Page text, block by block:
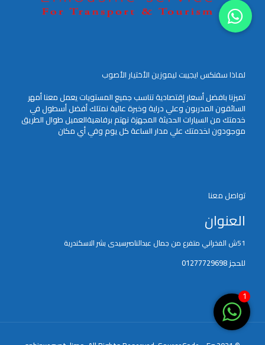
لماذا سفنكس ايجيبت ليموزين الأختيار الأصوب
تميزنا بافضل أسعار إقتصادية تناسب جميع المستويات يعمل معنا أمهر
السائقون المدربون وعلي دراية وخبرة عالية نمتلك أفضل أسطول في
خدمتك من السيارات الحديثة المجهزة نهتم برفاهيةالعميل طوال الطريق
موجودون لخدمتك علي مدار الساعة كل يوم وفي أي مكان
تواصل معنا
العنوان
51ش الفخراني متفرع من جمال عبدالناصرسيدى بشر الاسكندرية
للحجز 01277729698
1